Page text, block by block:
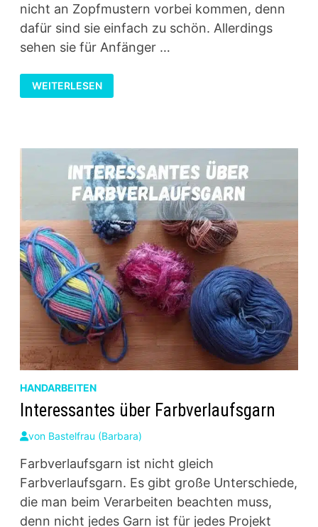
nicht an Zopfmustern vorbei kommen, denn
dafür sind sie einfach zu schön. Allerdings
sehen sie für Anfänger …
ZOPFNADELN
WEITERLESEN
HANDARBEITEN
Interessantes über Farbverlaufsgarn
von Bastelfrau (Barbara)
Farbverlaufsgarn ist nicht gleich
Farbverlaufsgarn. Es gibt große Unterschiede,
die man beim Verarbeiten beachten muss,
denn nicht jedes Garn ist für jedes Projekt